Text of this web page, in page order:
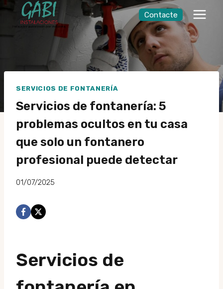
Saltar
contingut
Contacte
SERVICIOS DE FONTANERÍA
Servicios de fontanería: 5
problemas ocultos en tu casa
que solo un fontanero
profesional puede detectar
01/07/2025
Servicios de